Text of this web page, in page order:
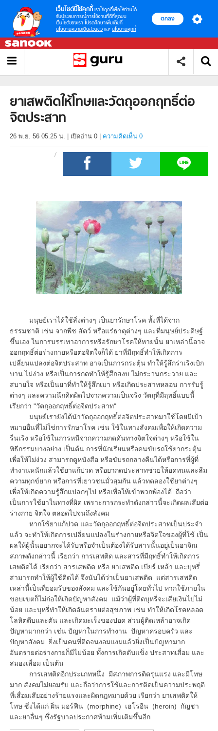
เว็บไซต์นี้ใช้คุกกี้ เราใช้คุกกี้เพื่อให้ท่านได้
รับประสบการณ์การใช้งานที่ดีที่สุดบน
เว็บไซต์ของเรา โปรดศึกษาเพิ่มเติมที่
นโยบายความเป็นส่วนตัว และ นโยบายคุกกี้
ตกลง
ยาเสพติดให้โทษและวัตถุออกฤทธิ์ต่อ
จิตประสาท
26 พ.ย. 56 05.25 น. เปิดอ่าน 0 ความคิดเห็น 0
มนุษย์เราได้ใช้สิ่งต่างๆ เป็นยารักษาโรค ทั้งที่ได้จาก
ธรรมชาติ เช่น จากพืช สัตว์ หรือแร่ธาตุต่างๆ และที่มนุษย์ประดิษฐ์
ขึ้นเอง ในการบรรเทาอาการหรือรักษาโรคให้หายนั้น ยาเหล่านี้อาจ
ออกฤทธิ์ต่อร่างกายหรือต่อจิตใจก็ได้ ยาที่มีฤทธิ์ทำให้เกิดการ
เปลี่ยนแปลงต่อจิตประสาท อาจเป็นการกระตุ้น ทำให้รู้สึกร่าเริงเบิก
บาน ไม่ง่วง หรือเป็นการกดทำให้รู้สึกสงบ ไม่กระวนกระวาย และ
สบายใจ หรือเป็นยาที่ทำให้รู้สึกเมา หรือเกิดประสาทหลอน การรับรู้
ต่างๆ และความนึกคิดผิดไปจากความเป็นจริง วัตถุที่มีฤทธิ์แบบนี้
เรียกว่า "วัตถุออกฤทธิ์ต่อจิตประสาท"
มนุษย์เรายังได้นำวัตถุออกฤทธิ์ต่อจิตประสาทมาใช้โดยมีเป้า
หมายอื่นที่ไม่ใช่การรักษาโรค เช่น ใช้ในทางสังคมเพื่อให้เกิดความ
รื่นเริง หรือใช้ในการหนีจากความกดดันทางจิตใจต่างๆ หรือใช้ใน
พิธีกรรมบางอย่าง เป็นต้น การที่นักเรียนหรือคนขับรถใช้ยากระตุ้น
เพื่อให้ไม่ง่วง สามารถดูหนังสือ หรือขับรถกลางคืนได้หรือการที่ผู้ที่
ทำงานหนักแล้วใช้ยาแก้ปวด หรือยากดประสาทช่วยให้อดทนและลืม
ความทุกข์ยาก หรือการที่เยาวชนมั่วสุมกัน แล้วทดลองใช้ยาต่างๆ
เพื่อให้เกิดความรู้สึกแปลกๆไป หรือเพื่อให้เข้าพวกพ้องได้ ถือว่า
เป็นการใช้ยาในทางที่ผิด เพราะการกระทำดังกล่าวนี้จะเกิดผลเสียต่อ
ร่างกาย จิตใจ ตลอดไปจนถึงสังคม
หากใช้ยาแก้ปวด และวัตถุออกฤทธิ์ต่อจิตประสาทเป็นประจำ
แล้ว จะทำให้เกิดการเปลี่ยนแปลงในร่างกายหรือจิตใจของผู้ที่ใช้ เป็น
ผลให้ผู้นั้นอยากจะได้รับหรือจำเป็นต้องได้รับสารนั้นอยู่เป็นอาจิณ
สภาพดังกล่าวนี้ เรียกว่า การเสพติด และสารที่มีฤทธิ์ทำให้เกิดการ
เสพติดได้ เรียกว่า สารเสพติด หรือ ยาเสพติด เบียร์ เหล้า และบุหรี่
สามารถทำให้ผู้ใช้ติดได้ จึงนับได้ว่าเป็นยาเสพติด แต่สารเสพติด
เหล่านี้เป็นที่ยอมรับของสังคม และใช้กันอยู่โดยทั่วไป หากใช้ภายใน
ขอบเขตก็ไม่ก่อให้เกิดปัญหาสังคม แม้ว่าผู้ที่ติดบุหรี่จะเสียเงินไปไม่
น้อย และบุหรี่ทำให้เกิดอันตรายต่อสุขภาพ เช่น ทำให้เกิดโรคหลอด
โลหิตตีบและตัน และเกิดมะเร็งของปอด ส่วนผู้ติดเหล้าอาจเกิด
ปัญหามากกว่า เช่น ปัญหาในการทำงาน ปัญหาครอบครัว และ
ปัญหาสังคม ยิ่งเป็นคนที่ติดจนงอมแงมแล้วยิ่งเป็นปัญหามาก
อันตรายต่อร่างกายก็มีไม่น้อย ทั้งการเกิดตับแข็ง ประสาทเสื่อม และ
สมองเสื่อม เป็นต้น
การเสพติดอีกประเภทหนึ่ง มีสภาพการติดรุนแรง และมีโทษ
มาก สังคมไม่ยอมรับ และถือว่าการใช้และการติดเป็นความประพฤติ
ที่เสื่อมเสียอย่างร้ายแรงและผิดกฎหมายด้วย เรียกว่า ยาเสพติดให้
โทษ ซึ่งได้แก่ ฝิ่น มอร์ฟีน (morphine) เฮโรอีน (heroin) กัญชา
และยาอื่นๆ ซึ่งรัฐบาลประกาศห้ามเพิ่มเติมขึ้นอีก